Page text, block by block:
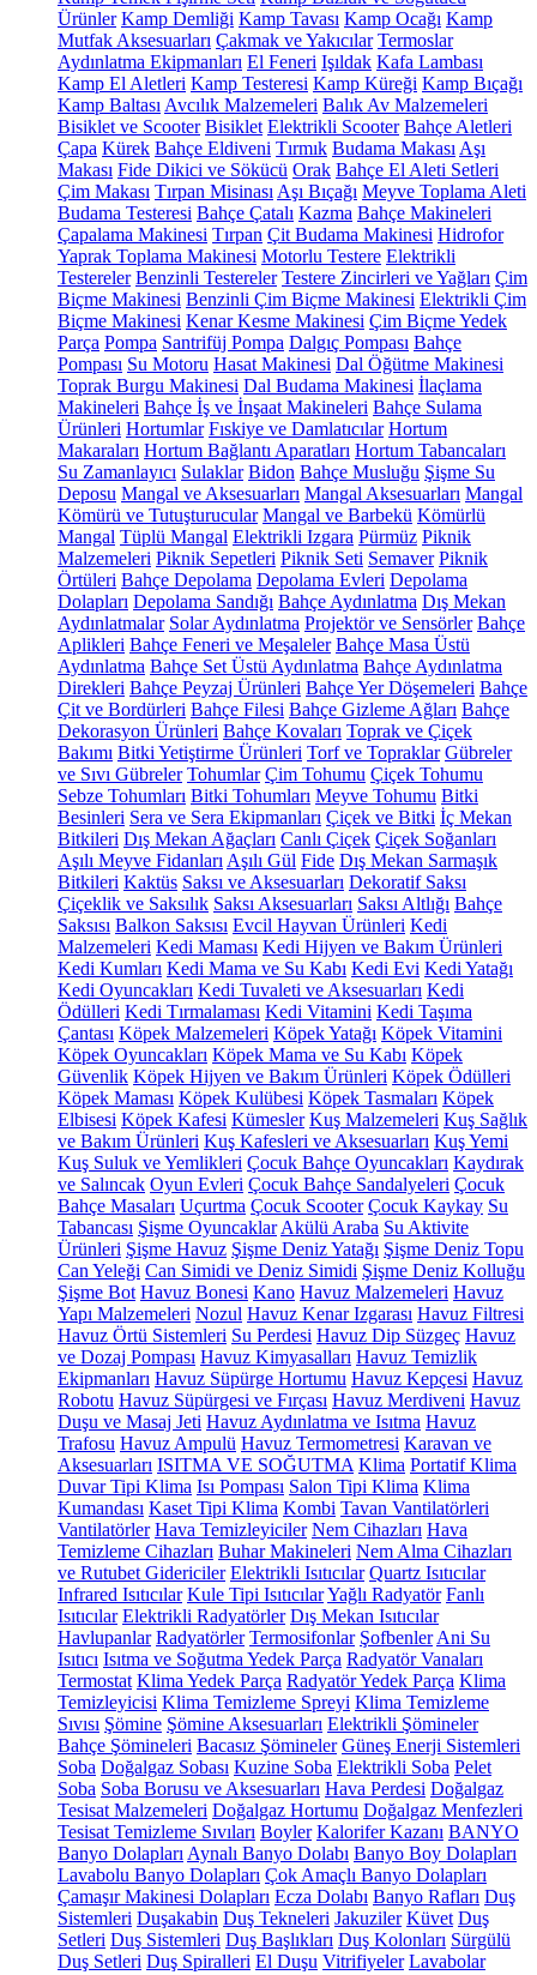
Ürünler Kamp Demliği Kamp Tavası Kamp Ocağı Kamp
Mutfak Aksesuarları Çakmak ve Yakıcılar Termoslar
Aydınlatma Ekipmanları El Feneri Işıldak Kafa Lambası
Kamp El Aletleri Kamp Testeresi Kamp Küreği Kamp Bıçağı
Kamp Baltası Avcılık Malzemeleri Balık Av Malzemeleri
Bisiklet ve Scooter Bisiklet Elektrikli Scooter Bahçe Aletleri
Çapa Kürek Bahçe Eldiveni Tırmık Budama Makası Aşı
Makası Fide Dikici ve Sökücü Orak Bahçe El Aleti Setleri
Çim Makası Tırpan Misinası Aşı Bıçağı Meyve Toplama Aleti
Budama Testeresi Bahçe Çatalı Kazma Bahçe Makineleri
Çapalama Makinesi Tırpan Çit Budama Makinesi Hidrofor
Yaprak Toplama Makinesi Motorlu Testere Elektrikli
Testereler Benzinli Testereler Testere Zincirleri ve Yağları Çim
Biçme Makinesi Benzinli Çim Biçme Makinesi Elektrikli Çim
Biçme Makinesi Kenar Kesme Makinesi Çim Biçme Yedek
Parça Pompa Santrifüj Pompa Dalgıç Pompası Bahçe
Pompası Su Motoru Hasat Makinesi Dal Öğütme Makinesi
Toprak Burgu Makinesi Dal Budama Makinesi İlaçlama
Makineleri Bahçe İş ve İnşaat Makineleri Bahçe Sulama
Ürünleri Hortumlar Fıskiye ve Damlatıcılar Hortum
Makaraları Hortum Bağlantı Aparatları Hortum Tabancaları
Su Zamanlayıcı Sulaklar Bidon Bahçe Musluğu Şişme Su
Deposu Mangal ve Aksesuarları Mangal Aksesuarları Mangal
Kömürü ve Tutuşturucular Mangal ve Barbekü Kömürlü
Mangal Tüplü Mangal Elektrikli Izgara Pürmüz Piknik
Malzemeleri Piknik Sepetleri Piknik Seti Semaver Piknik
Örtüleri Bahçe Depolama Depolama Evleri Depolama
Dolapları Depolama Sandığı Bahçe Aydınlatma Dış Mekan
Aydınlatmalar Solar Aydınlatma Projektör ve Sensörler Bahçe
Aplikleri Bahçe Feneri ve Meşaleler Bahçe Masa Üstü
Aydınlatma Bahçe Set Üstü Aydınlatma Bahçe Aydınlatma
Direkleri Bahçe Peyzaj Ürünleri Bahçe Yer Döşemeleri Bahçe
Çit ve Bordürleri Bahçe Filesi Bahçe Gizleme Ağları Bahçe
Dekorasyon Ürünleri Bahçe Kovaları Toprak ve Çiçek
Bakımı Bitki Yetiştirme Ürünleri Torf ve Topraklar Gübreler
ve Sıvı Gübreler Tohumlar Çim Tohumu Çiçek Tohumu
Sebze Tohumları Bitki Tohumları Meyve Tohumu Bitki
Besinleri Sera ve Sera Ekipmanları Çiçek ve Bitki İç Mekan
Bitkileri Dış Mekan Ağaçları Canlı Çiçek Çiçek Soğanları
Aşılı Meyve Fidanları Aşılı Gül Fide Dış Mekan Sarmaşık
Bitkileri Kaktüs Saksı ve Aksesuarları Dekoratif Saksı
Çiçeklik ve Saksılık Saksı Aksesuarları Saksı Altlığı Bahçe
Saksısı Balkon Saksısı Evcil Hayvan Ürünleri Kedi
Malzemeleri Kedi Maması Kedi Hijyen ve Bakım Ürünleri
Kedi Kumları Kedi Mama ve Su Kabı Kedi Evi Kedi Yatağı
Kedi Oyuncakları Kedi Tuvaleti ve Aksesuarları Kedi
Ödülleri Kedi Tırmalaması Kedi Vitamini Kedi Taşıma
Çantası Köpek Malzemeleri Köpek Yatağı Köpek Vitamini
Köpek Oyuncakları Köpek Mama ve Su Kabı Köpek
Güvenlik Köpek Hijyen ve Bakım Ürünleri Köpek Ödülleri
Köpek Maması Köpek Kulübesi Köpek Tasmaları Köpek
Elbisesi Köpek Kafesi Kümesler Kuş Malzemeleri Kuş Sağlık
ve Bakım Ürünleri Kuş Kafesleri ve Aksesuarları Kuş Yemi
Kuş Suluk ve Yemlikleri Çocuk Bahçe Oyuncakları Kaydırak
ve Salıncak Oyun Evleri Çocuk Bahçe Sandalyeleri Çocuk
Bahçe Masaları Uçurtma Çocuk Scooter Çocuk Kaykay Su
Tabancası Şişme Oyuncaklar Akülü Araba Su Aktivite
Ürünleri Şişme Havuz Şişme Deniz Yatağı Şişme Deniz Topu
Can Yeleği Can Simidi ve Deniz Simidi Şişme Deniz Kolluğu
Şişme Bot Havuz Bonesi Kano Havuz Malzemeleri Havuz
Yapı Malzemeleri Nozul Havuz Kenar Izgarası Havuz Filtresi
Havuz Örtü Sistemleri Su Perdesi Havuz Dip Süzgeç Havuz
ve Dozaj Pompası Havuz Kimyasalları Havuz Temizlik
Ekipmanları Havuz Süpürge Hortumu Havuz Kepçesi Havuz
Robotu Havuz Süpürgesi ve Fırçası Havuz Merdiveni Havuz
Duşu ve Masaj Jeti Havuz Aydınlatma ve Isıtma Havuz
Trafosu Havuz Ampulü Havuz Termometresi Karavan ve
Aksesuarları ISITMA VE SOĞUTMA Klima Portatif Klima
Duvar Tipi Klima Isı Pompası Salon Tipi Klima Klima
Kumandası Kaset Tipi Klima Kombi Tavan Vantilatörleri
Vantilatörler Hava Temizleyiciler Nem Cihazları Hava
Temizleme Cihazları Buhar Makineleri Nem Alma Cihazları
ve Rutubet Gidericiler Elektrikli Isıtıcılar Quartz Isıtıcılar
Infrared Isıtıcılar Kule Tipi IsıtıcılarYağlı Radyatör Fanlı
Isıtıcılar Elektrikli Radyatörler Dış Mekan Isıtıcılar
Havlupanlar Radyatörler Termosifonlar Şofbenler Ani Su
Isıtıcı Isıtma ve Soğutma Yedek Parça Radyatör Vanaları
Termostat Klima Yedek Parça Radyatör Yedek Parça Klima
Temizleyicisi Klima Temizleme Spreyi Klima Temizleme
Sıvısı Şömine Şömine Aksesuarları Elektrikli Şömineler
Bahçe Şömineleri Bacasız Şömineler Güneş Enerji Sistemleri
Soba Doğalgaz Sobası Kuzine Soba Elektrikli Soba Pelet
Soba Soba Borusu ve Aksesuarları Hava Perdesi Doğalgaz
Tesisat Malzemeleri Doğalgaz Hortumu Doğalgaz Menfezleri
Tesisat Temizleme Sıvıları Boyler Kalorifer Kazanı BANYO
Banyo Dolapları Aynalı Banyo Dolabı Banyo Boy Dolapları
Lavabolu Banyo Dolapları Çok Amaçlı Banyo Dolapları
Çamaşır Makinesi Dolapları Ecza Dolabı Banyo Rafları Duş
Sistemleri Duşakabin Duş Tekneleri Jakuziler Küvet Duş
Setleri Duş Sistemleri Duş Başlıkları Duş Kolonları Sürgülü
Duş Setleri Duş Spiralleri El Duşu Vitrifiyeler Lavabolar